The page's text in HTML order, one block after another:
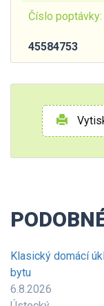
Číslo poptávky:
45584753
Klasický domácí
bytu
6.8.2026